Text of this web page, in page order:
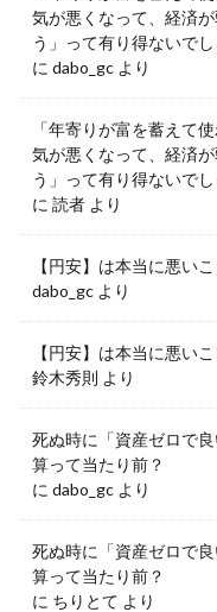
気が悪くなって、経済
う」って有り得ないでし
に dabo_gc より
「年寄りが富を蓄えて
気が悪くなって、経済
う」って有り得ないでし
に 読者 より
【円安】は本当に悪い
dabo_gc より
【円安】は本当に悪い
鈴木秀則 より
死ぬ時に「資産ゼロで
算って当たり前？
に dabo_gc より
死ぬ時に「資産ゼロで
算って当たり前？
に ちりとて より